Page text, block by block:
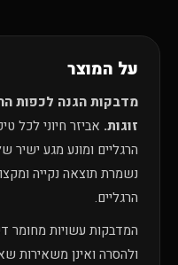
על המוצר
זוגות. אביזר חיוני לכל
הרגליים ומונע מגע
נשמרת תוצאה נקייה
הרגליים.
המדבקות עשויות מחומר